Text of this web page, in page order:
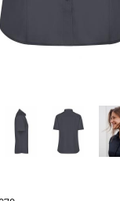
des produits